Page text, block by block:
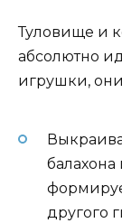
Туловище и
абсолютно
игрушки,
балахона
другого